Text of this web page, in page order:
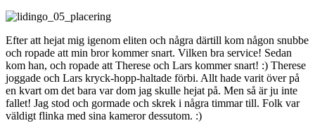
Efter att hejat mig igenom eliten och några därtill kom någon snubbe
och ropade att min bror kommer snart. Vilken bra service! Sedan
kom han, och ropade att Therese och Lars kommer snart! :) Therese
joggade och Lars kryck-hopp-haltade förbi. Allt hade varit över på
en kvart om det bara var dom jag skulle hejat på. Men så är ju inte
fallet! Jag stod och gormade och skrek i några timmar till. Folk var
väldigt flinka med sina kameror dessutom. :)